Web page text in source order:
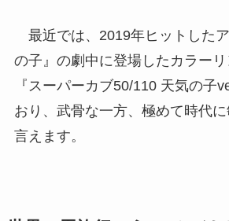
最近では、2019年ヒットした
の子』の劇中に登場したカラー
『スーパーカブ50/110 天気の子
おり、武骨な一方、極めて時代
言えます。